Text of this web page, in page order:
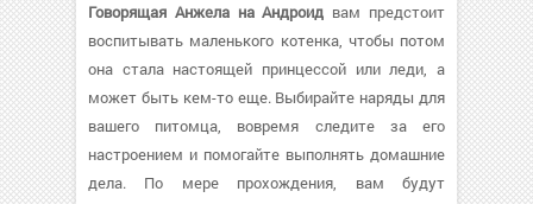
Говорящая Анжела на Андроид вам предстоит
воспитывать маленького котенка, чтобы потом
она стала настоящей принцессой или леди, а
может быть кем-то еще. Выбирайте наряды для
вашего питомца, вовремя следите за его
настроением и помогайте выполнять домашние
дела. По мере прохождения, вам будут